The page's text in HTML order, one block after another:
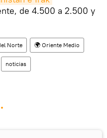
de 4.500 a 2.500 y
Norte 🌍 Oriente Medio
noticias